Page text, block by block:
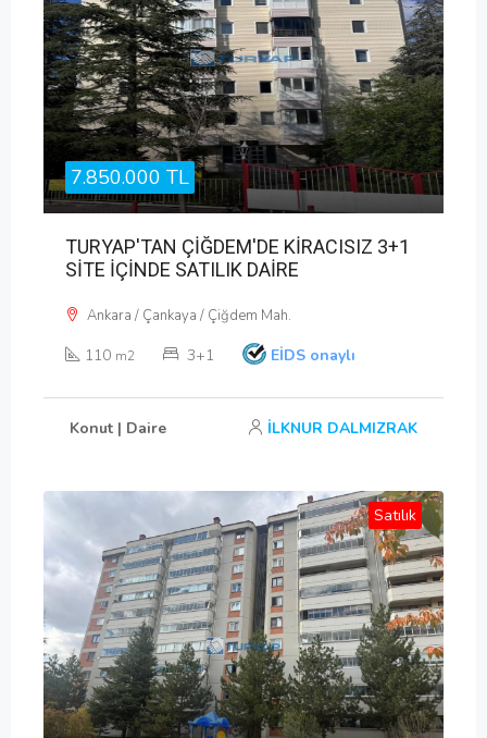
7.850.000 TL
TURYAP'TAN ÇİĞDEM'DE KİRACISIZ 3+1
SİTE İÇİNDE SATILIK DAİRE
Ankara / Çankaya / Çiğdem Mah.
110 m2 3+1 EİDS onaylı
Konut | Daire İLKNUR DALMIZRAK
Satılık